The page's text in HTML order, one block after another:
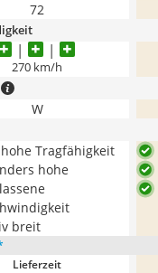
72
270 km/h
W
Tragfähigkeit
hohe
breit
Lieferzeit